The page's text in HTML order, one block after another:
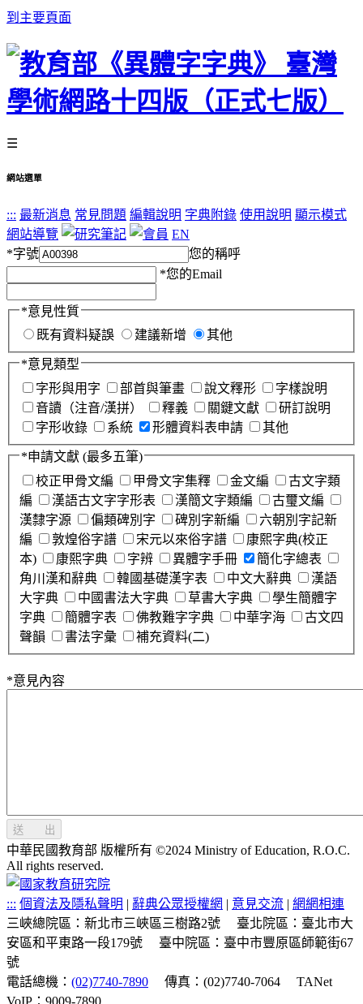
到主要頁面
☰
網站選單
::: 最新消息 常見問題 編輯說明 字典附錄 使用說明 顯示模式
網站導覽
EN
*字號
您的稱呼
*您的Email
*意見性質
既有資料疑誤
建議新增 其他
*意見類型
字形與用字
部首與筆畫 說文釋形
字樣說明
音讀（注音/漢拼）
釋義 關鍵文獻
研訂說明
字形收錄
系統 形體資料表申請 其他
*申請文獻 (最多五筆)
校正甲骨文編
甲骨文字集釋 金文編
古文字類
編
漢語古文字字形表 漢簡文字類編
古璽文編
漢隸字源
偏類碑別字 碑別字新編
六朝別字記新
編
敦煌俗字譜 宋元以來俗字譜
康熙字典(校正
本)
康熙字典 字辨 異體字手冊
簡化字總表
角川漢和辭典
韓國基礎漢字表 中文大辭典
漢語
大字典
中國書法大字典 草書大字典
學生簡體字
字典
簡體字表 佛教難字字典 中華字海
古文四
聲韻
書法字彙 補充資料(二)
*意見內容
送 出
中華民國教育部 版權所有 ©2024 Ministry of Education, R.O.C.
All rights reserved.
::: 個資法及隱私聲明 | 辭典公眾授權網 | 意見交流 | 網網相連
三峽總院區：新北市三峽區三樹路2號
臺北院區：臺北市大
安區和平東路一段179號
臺中院區：臺中市豐原區師範街67
號
電話總機： (02)7740-7890 傳真：(02)7740-7064
TANet
VoIP：9009-7890